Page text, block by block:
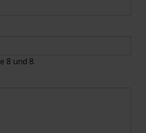
8 und 8.